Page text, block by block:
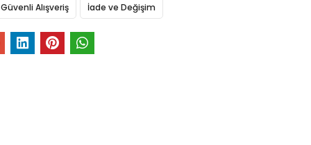
Güvenli Alışveriş İade ve Değişim